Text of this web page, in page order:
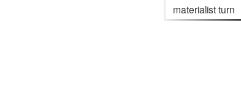
materialist turn